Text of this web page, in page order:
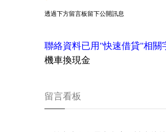
透過下方留言板留下公開訊息
聯絡資料已用"快速借貸"相關
機車換現金
留言看板